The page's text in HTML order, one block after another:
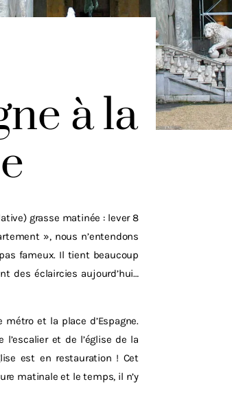
à la
grasse matinée : lever 8
», nous n’entendons
fameux. Il tient beaucoup
des éclaircies aujourd’hui…
et la place d’Espagne.
et de l’église de la
est en restauration ! Cet
matinale et le temps, il n’y